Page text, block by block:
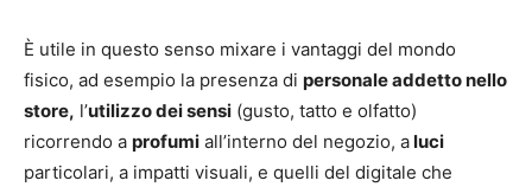
È utile in questo senso mixare i vantaggi del mondo
fisico, ad esempio la presenza di personale addetto nello
store, l’utilizzo dei sensi (gusto, tatto e olfatto)
ricorrendo a profumi all’interno del negozio, aluci
particolari, a impatti visuali, e quelli del digitale che